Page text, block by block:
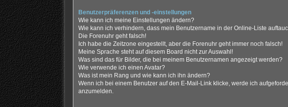
Benutzerpräferenzen und -einstellungen
Wie kann ich meine Einstellungen ändern?
Wie kann ich verhindern, dass mein Benutzername in der Online-Liste
Die Forenuhr geht falsch!
Ich habe die Zeitzone eingestellt, aber die Forenuhr geht immer noch falsch!
Meine Sprache steht auf diesem Board nicht zur Auswahl!
Was sind das für Bilder, die bei meinem Benutzernamen angezeigt werden?
Wie verwende ich einen Avatar?
Was ist mein Rang und wie kann ich ihn ändern?
Wenn ich bei einem Benutzer auf den E-Mail-Link klicke, werde ich
anzumelden.